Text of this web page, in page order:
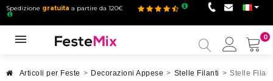
Spedizione gratuita a partire da 120€
0
mio
Articoli per Feste > Decorazioni Appese > Stelle Filanti > Stelle